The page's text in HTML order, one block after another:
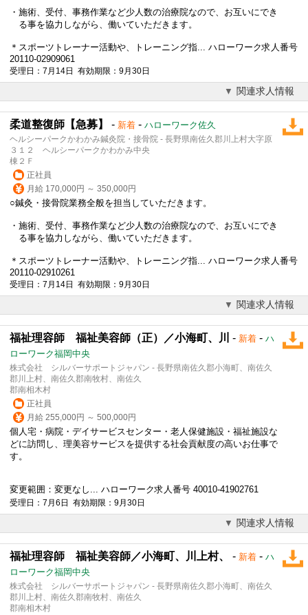
・施術、受付、事務作業など少人数の治療院なので、お互いにでき
る事を協力しながら、働いていただきます。
＊スポーツトレーナー活動や、トレーニング指... ハローワーク求人番号
20110-02909061
受理日：7月14日 有効期限：9月30日
関連求人情報
柔道整復師【急募】 - 新着 - ハローワーク佐久
ヘルシーパークかわかみ鍼灸院・接骨院 - 長野県南佐久郡川上村大字原
３１２ ヘルシーパークかわかみ中央
棟２Ｆ
正社員
月給 170,000円 ～ 350,000円
○鍼灸・接骨院業務全般を担当していただきます。
・施術、受付、事務作業など少人数の治療院なので、お互いにでき
る事を協力しながら、働いていただきます。
＊スポーツトレーナー活動や、トレーニング指... ハローワーク求人番号
20110-02910261
受理日：7月14日 有効期限：9月30日
関連求人情報
福祉理容師 福祉美容師（正）／小海町、川 - 新着 - ハ
ローワーク福岡中央
株式会社 シルバーサポートジャパン - 長野県南佐久郡小海町、南佐久
郡川上村、南佐久郡南牧村、南佐久
郡南相木村
正社員
月給 255,000円 ～ 500,000円
個人宅・病院・デイサービスセンター・老人保健施設・福祉施設な
どに訪問し、理美容サービスを提供する社会貢献度の高いお仕事で
す。
変更範囲：変更なし... ハローワーク求人番号 40010-41902761
受理日：7月6日 有効期限：9月30日
関連求人情報
福祉理容師 福祉美容師／小海町、川上村、 - 新着 - ハ
ローワーク福岡中央
株式会社 シルバーサポートジャパン - 長野県南佐久郡小海町、南佐久
郡川上村、南佐久郡南牧村、南佐久
郡南相木村